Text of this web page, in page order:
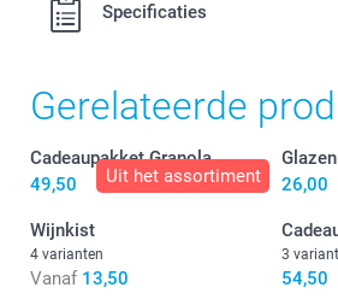
Specificaties
Gerelateerde
Uit het assortiment
Cadeaupakket Granola
49,50
26,00
Wijnkist
4 varianten
Vanaf 13,50
3
54,50